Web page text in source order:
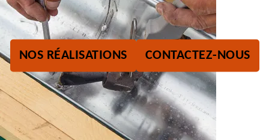
NOS RÉALISATIONS CONTACTEZ-NOUS